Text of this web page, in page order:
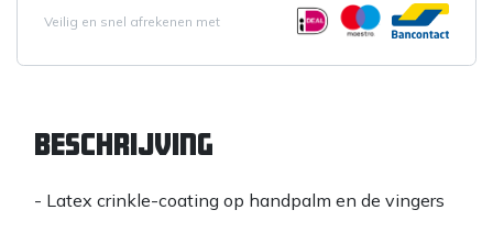
Veilig en snel afrekenen met
Beschrijving
- Latex crinkle-coating op handpalm en de vingers